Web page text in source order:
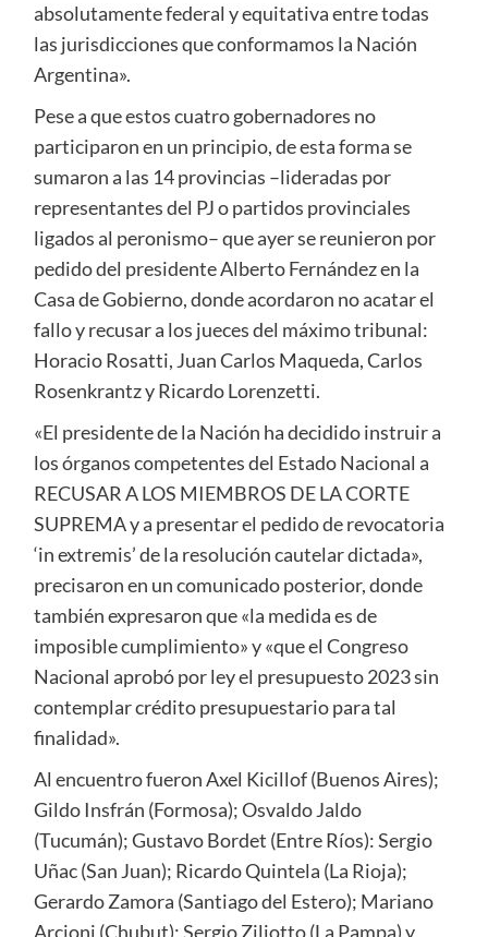
absolutamente federal y equitativa entre todas
las jurisdicciones que conformamos la Nación
Argentina».
Pese a que estos cuatro gobernadores no
participaron en un principio, de esta forma se
sumaron a las 14 provincias –lideradas por
representantes del PJ o partidos provinciales
ligados al peronismo– que ayer se reunieron por
pedido del presidente Alberto Fernández en la
Casa de Gobierno, donde acordaron no acatar el
fallo y recusar a los jueces del máximo tribunal:
Horacio Rosatti, Juan Carlos Maqueda, Carlos
Rosenkrantz y Ricardo Lorenzetti.
«El presidente de la Nación ha decidido instruir a
los órganos competentes del Estado Nacional a
RECUSAR A LOS MIEMBROS DE LA CORTE
SUPREMA y a presentar el pedido de revocatoria
‘in extremis’ de la resolución cautelar dictada»,
precisaron en un comunicado posterior, donde
también expresaron que «la medida es de
imposible cumplimiento» y «que el Congreso
Nacional aprobó por ley el presupuesto 2023 sin
contemplar crédito presupuestario para tal
finalidad».
Al encuentro fueron Axel Kicillof (Buenos Aires);
Gildo Insfrán (Formosa); Osvaldo Jaldo
(Tucumán); Gustavo Bordet (Entre Ríos): Sergio
Uñac (San Juan); Ricardo Quintela (La Rioja);
Gerardo Zamora (Santiago del Estero); Mariano
Arcioni (Chubut); Sergio Ziliotto (La Pampa) y